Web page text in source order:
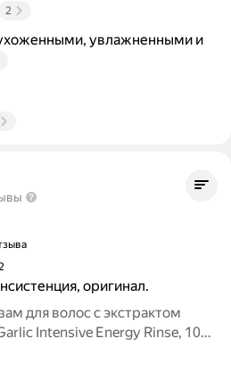
2
увлажненными и
оригинал.
для волос с экстрактом
Intensive Energy Rinse, 1000